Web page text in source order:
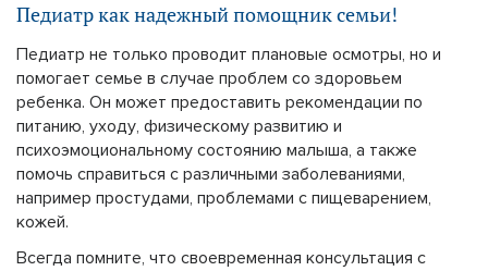
Педиатр как надежный помощник семьи!
Педиатр не только проводит плановые осмотры, но и
помогает семье в случае проблем со здоровьем
ребенка. Он может предоставить рекомендации по
питанию, уходу, физическому развитию и
психоэмоциональному состоянию малыша, а также
помочь справиться с различными заболеваниями,
например простудами, проблемами с пищеварением,
кожей.
Всегда помните, что своевременная консультация с